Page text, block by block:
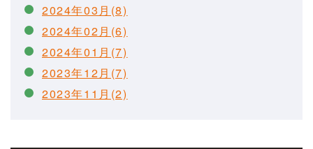
2024年03月(8)
2024年02月(6)
2024年01月(7)
2023年12月(7)
2023年11月(2)